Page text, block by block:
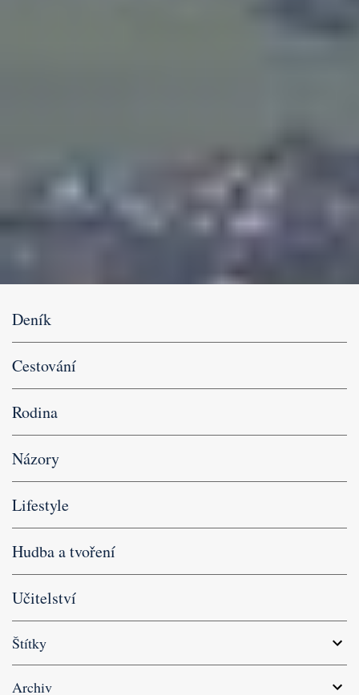
Deník
Cestování
Rodina
Názory
Lifestyle
Hudba a tvoření
Učitelství
Štítky
Archiv